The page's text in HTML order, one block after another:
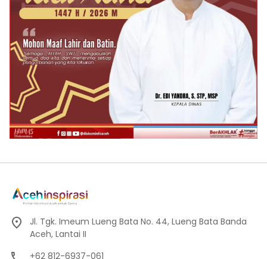
Jl. Tgk. Imeum Lueng Bata No. 44, Lueng Bata Banda
Aceh, Lantai II
+62 812-6937-061